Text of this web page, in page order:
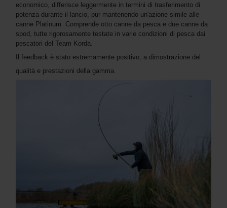
economico, differisce leggermente in termini di trasferimento di
potenza durante il lancio, pur mantenendo un'azione simile alle
canne Platinum. Comprende otto canne da pesca e due canne da
spod, tutte rigorosamente testate in varie condizioni di pesca dai
pescatori del Team Korda.
Il feedback è stato estremamente positivo, a dimostrazione del
qualità e prestazioni della gamma.